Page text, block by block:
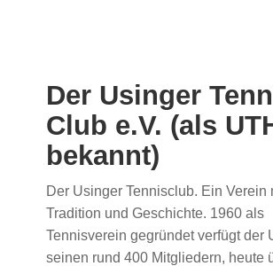
Der Usinger
Club e.V. (als
bekannt)
Der Usinger Tennisclub. Ein Verein
Tradition und Geschichte. 1960 als
Tennisverein gegründet verfügt der
seinen rund 400 Mitgliedern, heute